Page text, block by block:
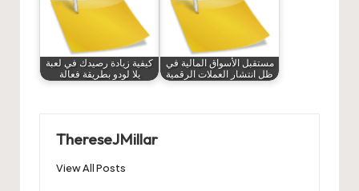
كيفية زيادة رصيدك في لعبة
يلا لودو بطريقة فعالة
مستقبل الأسواق المالية في
ظل انتشار العملات الرقمية
ThereseJMillar
View All Posts